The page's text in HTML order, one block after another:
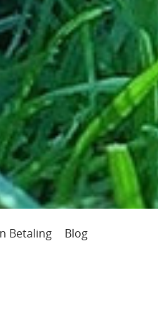
Betaling
Blog